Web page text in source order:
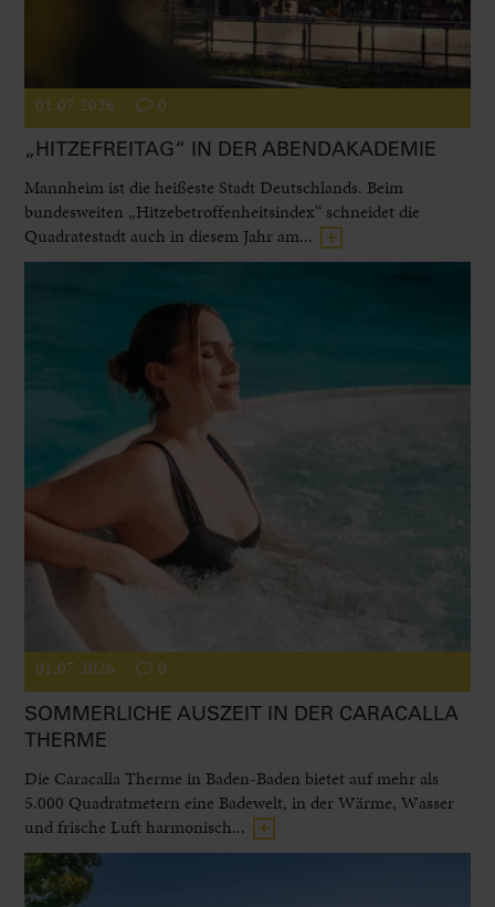
01.07.2026 0
„HITZEFREITAG“ IN DER ABENDAKADEMIE
Mannheim ist die heißeste Stadt Deutschlands. Beim
bundesweiten „Hitzebetroffenheitsindex“ schneidet die
Quadratestadt auch in diesem Jahr am...
01.07.2026 0
SOMMERLICHE AUSZEIT IN DER CARACALLA
THERME
Die Caracalla Therme in Baden-Baden bietet auf mehr als
5.000 Quadratmetern eine Badewelt, in der Wärme, Wasser
und frische Luft harmonisch...